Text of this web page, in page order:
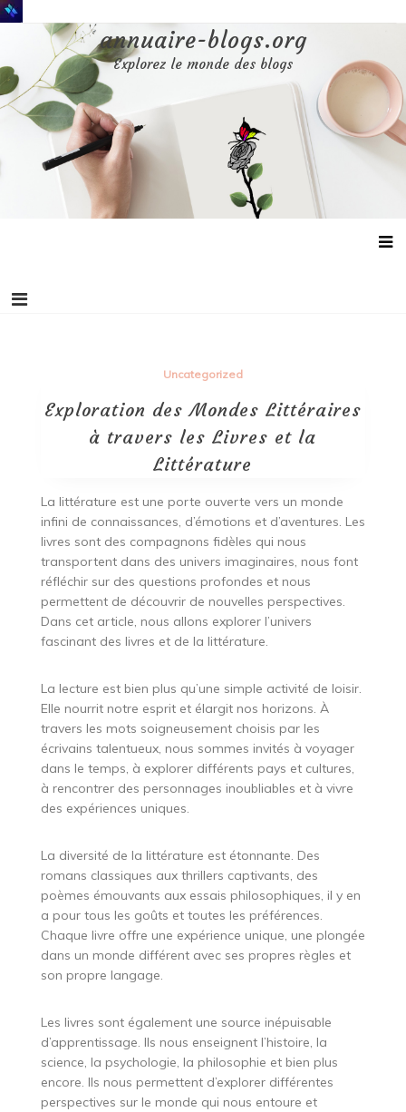
Aller
au
annuaire-blogs.org
Explorez le monde des blogs
Uncategorized
Exploration des Mondes Littéraires
à travers les Livres et la
Littérature
La littérature est une porte ouverte vers un monde
infini de connaissances, d’émotions et d’aventures. Les
livres sont des compagnons fidèles qui nous
transportent dans des univers imaginaires, nous font
réfléchir sur des questions profondes et nous
permettent de découvrir de nouvelles perspectives.
Dans cet article, nous allons explorer l’univers
fascinant des livres et de la littérature.
La lecture est bien plus qu’une simple activité de loisir.
Elle nourrit notre esprit et élargit nos horizons. À
travers les mots soigneusement choisis par les
écrivains talentueux, nous sommes invités à voyager
dans le temps, à explorer différents pays et cultures,
à rencontrer des personnages inoubliables et à vivre
des expériences uniques.
La diversité de la littérature est étonnante. Des
romans classiques aux thrillers captivants, des
poèmes émouvants aux essais philosophiques, il y en
a pour tous les goûts et toutes les préférences.
Chaque livre offre une expérience unique, une plongée
dans un monde différent avec ses propres règles et
son propre langage.
Les livres sont également une source inépuisable
d’apprentissage. Ils nous enseignent l’histoire, la
science, la psychologie, la philosophie et bien plus
encore. Ils nous permettent d’explorer différentes
perspectives sur le monde qui nous entoure et